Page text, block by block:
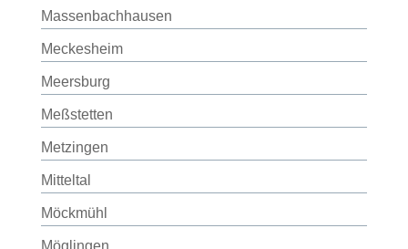
Massenbachhausen
Meckesheim
Meersburg
Meßstetten
Metzingen
Mitteltal
Möckmühl
Möglingen